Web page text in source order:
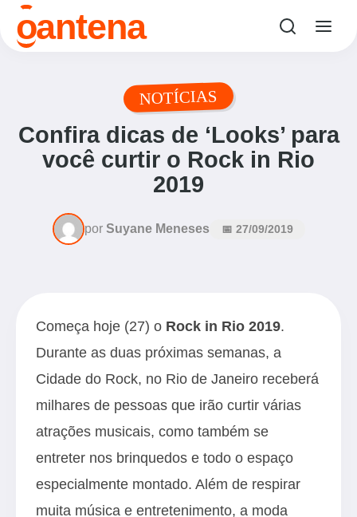
oantena
NOTÍCIAS
Confira dicas de ‘Looks’ para
você curtir o Rock in Rio
2019
por Suyane Meneses 📅 27/09/2019
Começa hoje (27) o Rock in Rio 2019.
Durante as duas próximas semanas, a
Cidade do Rock, no Rio de Janeiro receberá
milhares de pessoas que irão curtir várias
atrações musicais, como também se
entreter nos brinquedos e todo o espaço
especialmente montado. Além de respirar
muita música e entretenimento, a moda